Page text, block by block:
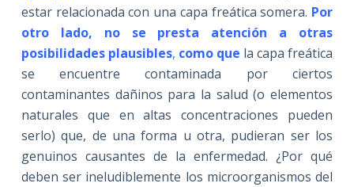
estar relacionada con una capa freática somera. Por
otro lado, no se presta atención a otras
posibilidades plausibles, como que la capa freática
se encuentre contaminada por ciertos
contaminantes dañinos para la salud (o elementos
naturales que en altas concentraciones pueden
serlo) que, de una forma u otra, pudieran ser los
genuinos causantes de la enfermedad. ¿Por qué
deben ser ineludiblemente los microorganismos del